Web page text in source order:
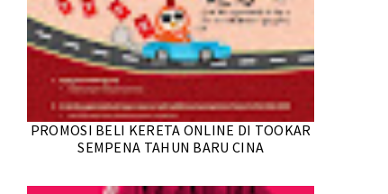
PROMOSI BELI KERETA ONLINE DI TOOKAR
SEMPENA TAHUN BARU CINA